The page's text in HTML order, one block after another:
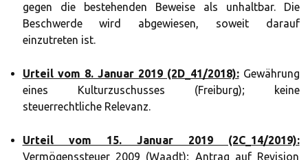
gegen die bestehenden Beweise als unhaltbar. Die
Beschwerde wird abgewiesen, soweit darauf
einzutreten ist.
Urteil vom 8. Januar 2019 (2D_41/2018):Gewährung
eines Kulturzuschusses (Freiburg); keine
steuerrechtliche Relevanz.
Urteil vom 15. Januar 2019 (2C_14/2019):
Vermögenssteuer 2009 (Waadt); Antrag auf Revision